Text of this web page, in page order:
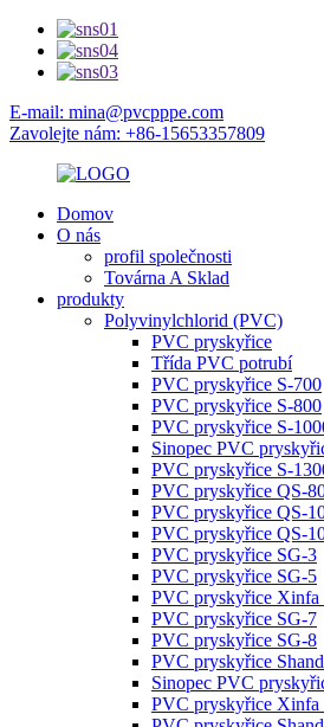
E-mail: mina@pvcpppe.com
Zavolejte nám: +86-15653357809
Domov
O nás
profil společnosti
Továrna A Sklad
produkty
Polyvinylchlorid (PVC)
PVC pryskyřice
Třída PVC potrubí
PVC pryskyřice S-700
PVC pryskyřice S-800
PVC pryskyřice S-
Sinopec PVC
PVC pryskyřice S-
PVC pryskyřice QS-
PVC pryskyřice QS-
PVC pryskyřice QS-
PVC pryskyřice SG-3
PVC pryskyřice SG-5
PVC pryskyřice Xinfa
PVC pryskyřice SG-7
PVC pryskyřice SG-8
PVC pryskyřice
Sinopec PVC
PVC pryskyřice Xinfa